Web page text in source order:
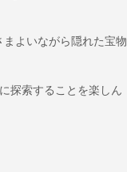
よいながら隠れた宝物
探索することを楽しん